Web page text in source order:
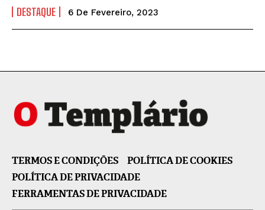
DESTAQUE 6 De Fevereiro, 2023
TERMOS E CONDIÇÕES
POLÍTICA DE COOKIES
POLÍTICA DE PRIVACIDADE
FERRAMENTAS DE PRIVACIDADE